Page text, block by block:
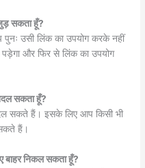
सकता हूँ?
उसी लिंक का उपयोग करके नहीं
और फिर से लिंक का उपयोग
सकता हूँ?
सकते हैं। इसके लिए आप किसी भी
हैं।
बाहर निकल सकता हूँ?